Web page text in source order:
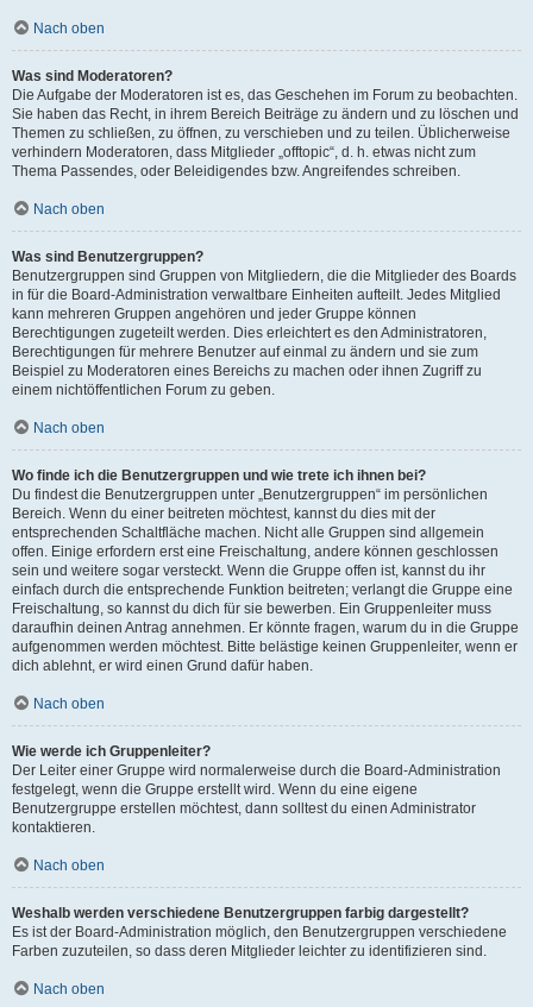
Nach oben
Was sind Moderatoren?
Die Aufgabe der Moderatoren ist es, das Geschehen im Forum zu beobachten.
Sie haben das Recht, in ihrem Bereich Beiträge zu ändern und zu löschen und
Themen zu schließen, zu öffnen, zu verschieben und zu teilen. Üblicherweise
verhindern Moderatoren, dass Mitglieder „offtopic“, d. h. etwas nicht zum
Thema Passendes, oder Beleidigendes bzw. Angreifendes schreiben.
Nach oben
Was sind Benutzergruppen?
Benutzergruppen sind Gruppen von Mitgliedern, die die Mitglieder des Boards
in für die Board-Administration verwaltbare Einheiten aufteilt. Jedes Mitglied
kann mehreren Gruppen angehören und jeder Gruppe können
Berechtigungen zugeteilt werden. Dies erleichtert es den Administratoren,
Berechtigungen für mehrere Benutzer auf einmal zu ändern und sie zum
Beispiel zu Moderatoren eines Bereichs zu machen oder ihnen Zugriff zu
einem nichtöffentlichen Forum zu geben.
Nach oben
Wo finde ich die Benutzergruppen und wie trete ich ihnen bei?
Du findest die Benutzergruppen unter „Benutzergruppen“ im persönlichen
Bereich. Wenn du einer beitreten möchtest, kannst du dies mit der
entsprechenden Schaltfläche machen. Nicht alle Gruppen sind allgemein
offen. Einige erfordern erst eine Freischaltung, andere können geschlossen
sein und weitere sogar versteckt. Wenn die Gruppe offen ist, kannst du ihr
einfach durch die entsprechende Funktion beitreten; verlangt die Gruppe eine
Freischaltung, so kannst du dich für sie bewerben. Ein Gruppenleiter muss
daraufhin deinen Antrag annehmen. Er könnte fragen, warum du in die Gruppe
aufgenommen werden möchtest. Bitte belästige keinen Gruppenleiter, wenn er
dich ablehnt, er wird einen Grund dafür haben.
Nach oben
Wie werde ich Gruppenleiter?
Der Leiter einer Gruppe wird normalerweise durch die Board-Administration
festgelegt, wenn die Gruppe erstellt wird. Wenn du eine eigene
Benutzergruppe erstellen möchtest, dann solltest du einen Administrator
kontaktieren.
Nach oben
Weshalb werden verschiedene Benutzergruppen farbig dargestellt?
Es ist der Board-Administration möglich, den Benutzergruppen verschiedene
Farben zuzuteilen, so dass deren Mitglieder leichter zu identifizieren sind.
Nach oben